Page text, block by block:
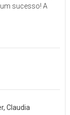
sucesso! A
Claudia